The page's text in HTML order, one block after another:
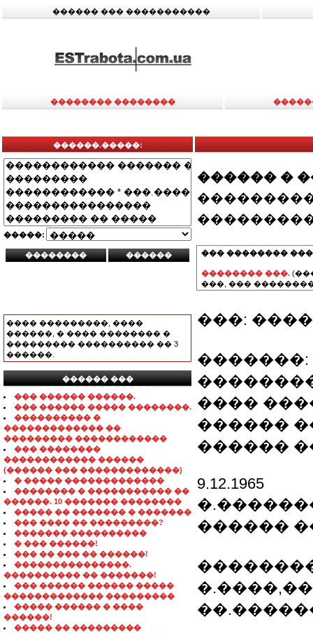
������ ��� �����������
�������� ��������
������.�����:
�����:
���� ���������, ����
������, � ���� �������� �
��������� ���������� �� 3
������.
������ ���
���������������
��� ������ ������.
��� ������ ����� ��������.
���������� �
������������� ��
��������� ������������
��� ��������
������������ ������
(������ ��� �������������)
� ����� �������������
�������� � ����������� ��
������. 10 ������� ��������
����� �� ������� � �������
��� ���� �� ���������?
������� ����������
� ��� ������!
��� �� ��� �� ������!
���������������.
���������� �� �������!
��� ������ ������ �����
������������� ���������
����� ������ � ����
������!
����� �� ���������
������ �
��� ��������
�������� ���.
���, ���
���:
�������:
����
������
������
9.12.1965
������